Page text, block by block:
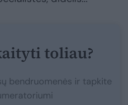
toliau?
bendruomenės ir tapkite